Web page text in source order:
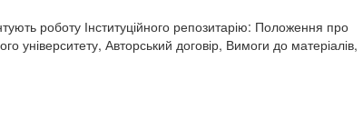
роботу Інституційного репозитарію: Положення про
університету, Авторський договір, Вимоги до матеріалів,